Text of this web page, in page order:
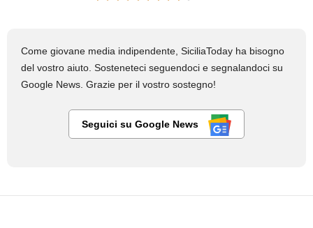
Come giovane media indipendente, SiciliaToday ha bisogno
del vostro aiuto. Sosteneteci seguendoci e segnalandoci su
Google News. Grazie per il vostro sostegno!
Seguici su Google News